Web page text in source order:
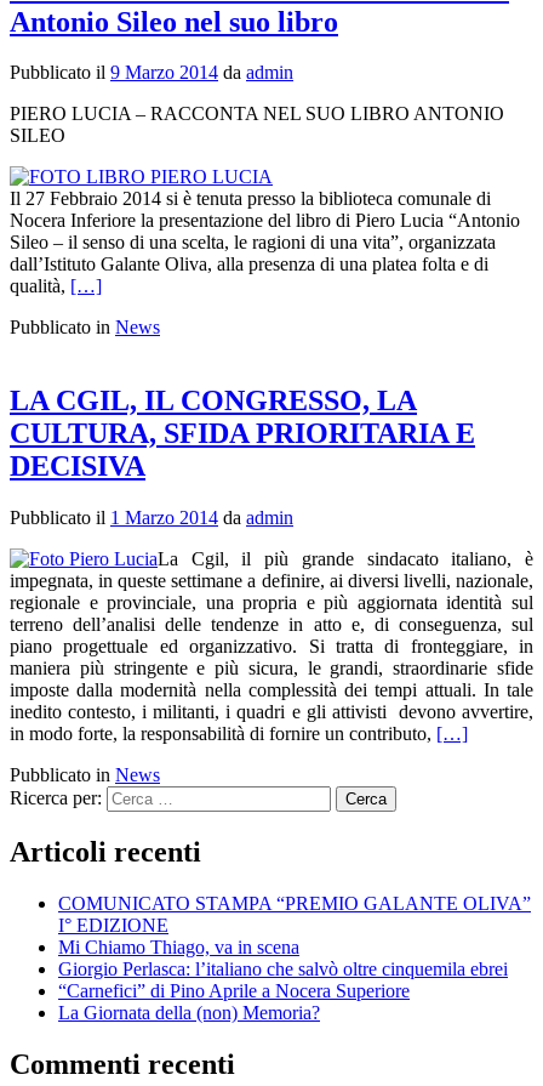
Antonio Sileo nel suo libro
Pubblicato il 9 Marzo 2014 da admin
PIERO LUCIA – RACCONTA NEL SUO LIBRO ANTONIO
SILEO
Il 27 Febbraio 2014 si è tenuta presso la biblioteca comunale di
Nocera Inferiore la presentazione del libro di Piero Lucia “Antonio
Sileo – il senso di una scelta, le ragioni di una vita”, organizzata
dall’Istituto Galante Oliva, alla presenza di una platea folta e di
qualità, […]
Pubblicato in News
LA CGIL, IL CONGRESSO, LA
CULTURA, SFIDA PRIORITARIA E
DECISIVA
Pubblicato il 1 Marzo 2014 da admin
La Cgil, il più grande sindacato italiano, è
impegnata, in queste settimane a definire, ai diversi livelli, nazionale,
regionale e provinciale, una propria e più aggiornata identità sul
terreno dell’analisi delle tendenze in atto e, di conseguenza, sul
piano progettuale ed organizzativo. Si tratta di fronteggiare, in
maniera più stringente e più sicura, le grandi, straordinarie sfide
imposte dalla modernità nella complessità dei tempi attuali. In tale
inedito contesto, i militanti, i quadri e gli attivisti devono avvertire,
in modo forte, la responsabilità di fornire un contributo, […]
Pubblicato in News
Ricerca per:
Articoli recenti
COMUNICATO STAMPA “PREMIO GALANTE OLIVA”
I° EDIZIONE
Mi Chiamo Thiago, va in scena
Giorgio Perlasca: l’italiano che salvò oltre cinquemila ebrei
“Carnefici” di Pino Aprile a Nocera Superiore
La Giornata della (non) Memoria?
Commenti recenti